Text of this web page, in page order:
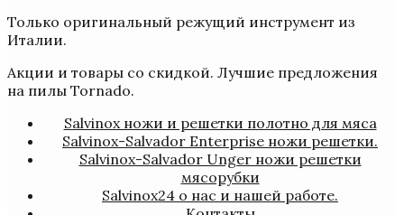
Только оригинальный режущий инструмент из
Италии.
Акции и товары со скидкой. Лучшие предложения
на пилы Tornado.
Salvinox ножи и решетки полотно для мяса
Salvinox-Salvador Enterprise ножи решетки.
Salvinox-Salvador Unger ножи решетки
мясорубки
Salvinox24 о нас и нашей работе.